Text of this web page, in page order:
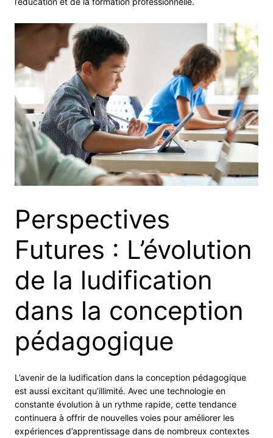
Perspectives
Futures : L’évolution
de la ludification
dans la conception
pédagogique
L’avenir de la ludification dans la conception pédagogique
est aussi excitant qu’illimité. Avec une technologie en
constante évolution à un rythme rapide, cette tendance
continuera à offrir de nouvelles voies pour améliorer les
expériences d’apprentissage dans de nombreux contextes